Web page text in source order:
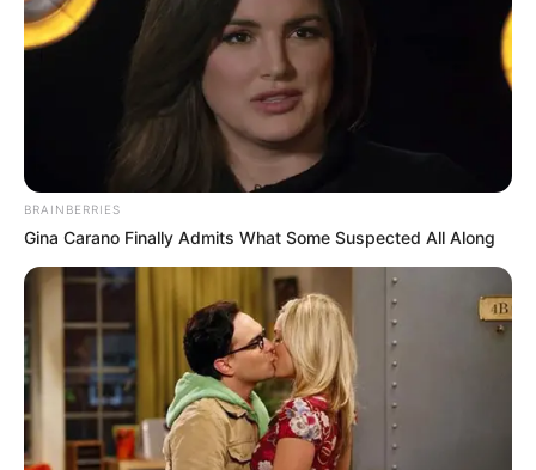
BRAINBERRIES
Gina Carano Finally Admits What Some Suspected All Along